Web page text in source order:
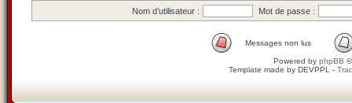
Nom d’utilisateur : Mot de passe :
Messages non lus
Powered by phpBB
Template made by DEVPPL -